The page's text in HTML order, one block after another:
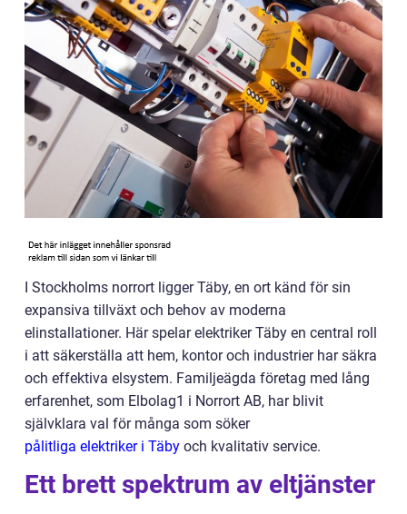
I Stockholms norrort ligger Täby, en ort känd för sin
expansiva tillväxt och behov av moderna
elinstallationer. Här spelar elektriker Täby en central roll
i att säkerställa att hem, kontor och industrier har säkra
och effektiva elsystem. Familjeägda företag med lång
erfarenhet, som Elbolag1 i Norrort AB, har blivit
självklara val för många som söker
pålitliga elektriker i Täby och kvalitativ service.
Ett brett spektrum av eltjänster